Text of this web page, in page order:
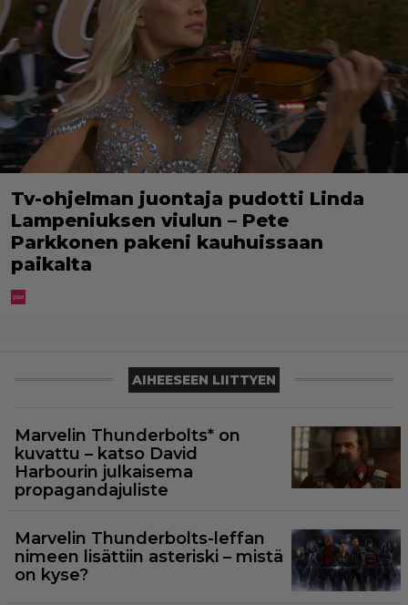
Tv-ohjelman juontaja pudotti Linda
Lampeniuksen viulun – Pete
Parkkonen pakeni kauhuissaan
paikalta
AIHEESEEN LIITTYEN
Marvelin Thunderbolts* on
kuvattu – katso David
Harbourin julkaisema
propagandajuliste
Marvelin Thunderbolts-leffan
nimeen lisättiin asteriski – mistä
on kyse?